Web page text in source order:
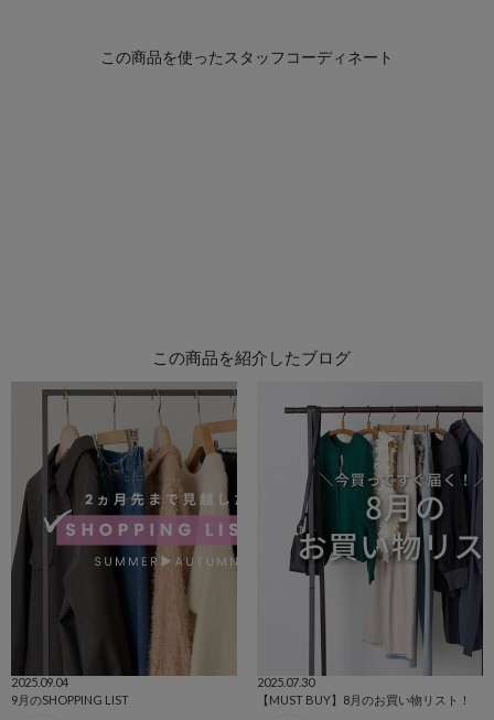
この商品を紹介したブログ
2025.09.04
9月のSHOPPING LIST
2025.07.30
【MUST BUY】8月のお買い物リスト！